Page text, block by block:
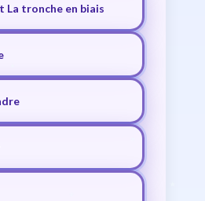
La tronche en biais